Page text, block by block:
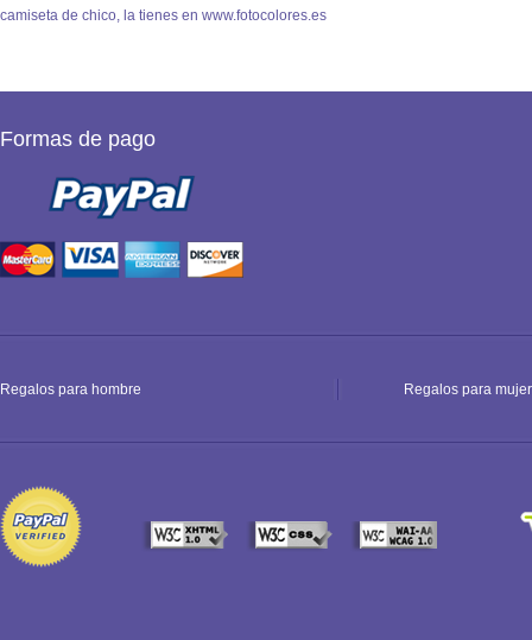
camiseta de chico, la tienes en www.fotocolores.es
Formas de pago
Regalos para hombre Regalos para mujer